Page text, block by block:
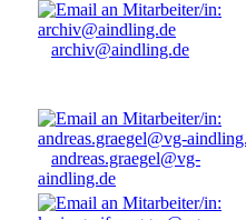
archiv@aindling.de
andreas.graegel@vg-
aindling.de